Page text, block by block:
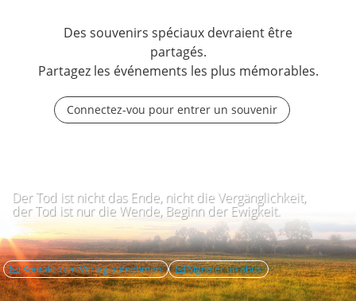
Des souvenirs spéciaux devraient être
partagés.
Partagez les événements les plus mémorables.
Connectez-vou pour entrer un souvenir
Der Tod ist nicht das Ende, nicht die Vergänglichkeit,
der Tod ist nur die Wende, Beginn der Ewigkeit.
Kontakt zum Verlag aufnehmen Signaler un abus